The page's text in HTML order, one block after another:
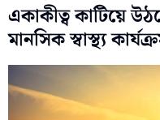
একাকীত্ব কাটিয়ে
মানসিক স্বাস্থ্য